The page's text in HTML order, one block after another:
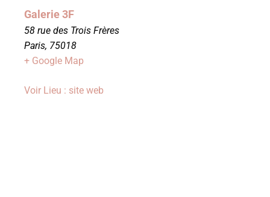
Galerie 3F
58 rue des Trois Frères
Paris, 75018
+ Google Map
Voir Lieu : site web